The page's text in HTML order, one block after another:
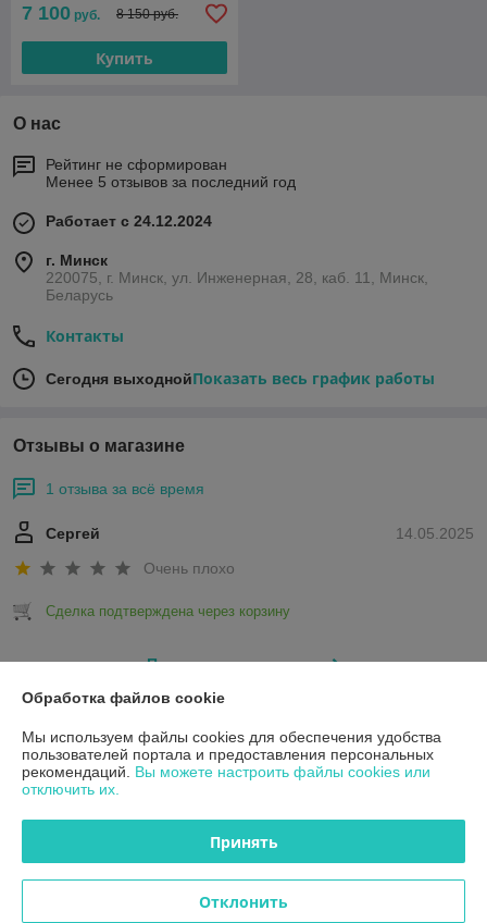
7 100 руб. 8 150 руб.
Купить
О нас
Рейтинг не сформирован
Менее 5 отзывов за последний год
Работает с 24.12.2024
г. Минск
220075, г. Минск, ул. Инженерная, 28, каб. 11, Минск,
Беларусь
Контакты
Сегодня выходнойПоказать весь график работы
Отзывы о магазине
1 отзыва за всё время
14.05.2025
Сергей
Очень плохо
Сделка подтверждена через корзину
Показать все отзывы
О нас
Контакты
Обработка файлов cookie
Мы используем файлы cookies для обеспечения удобства
пользователей портала и предоставления персональных
рекомендаций. Вы можете настроить файлы cookies или
отключить их.
Принять
Отклонить